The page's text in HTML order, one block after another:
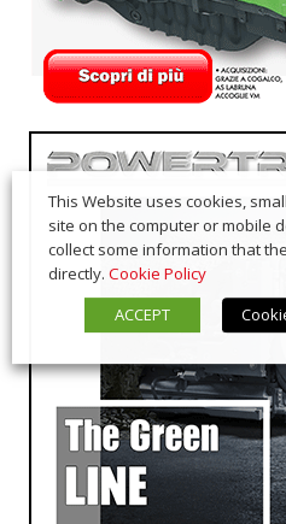
This Website uses cookies,
site on the computer or mobile
collect some information that
directly. Cookie Policy
ACCEPT